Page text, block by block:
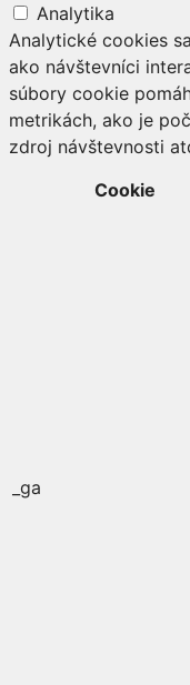
Analytika
Analytické cookies
ako návštevníci
súbory cookie
metrikách, ako je
zdroj návštevnosti
Cookie
_ga